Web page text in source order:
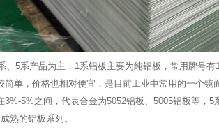
、5系产品为主，1系铝板主要为纯铝板，常用牌号
简单，价格也相对便宜，是目前工业中常用的一个
5%之间，代表合金为5052铝板、5005铝板等，
熟的铝板系列。